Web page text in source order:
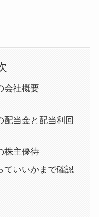
会社概要
配当金と配当利回
株主優待
ていいかまで確認